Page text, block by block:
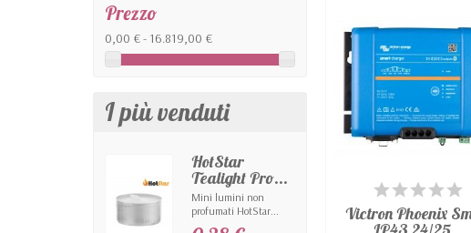
Prezzo
0,00 € - 16.819,00 €
I più venduti
HotStar
Tealight Pro...
Mini lumini non
profumati HotStar...
DISPONIBILE
Victron Phoenix